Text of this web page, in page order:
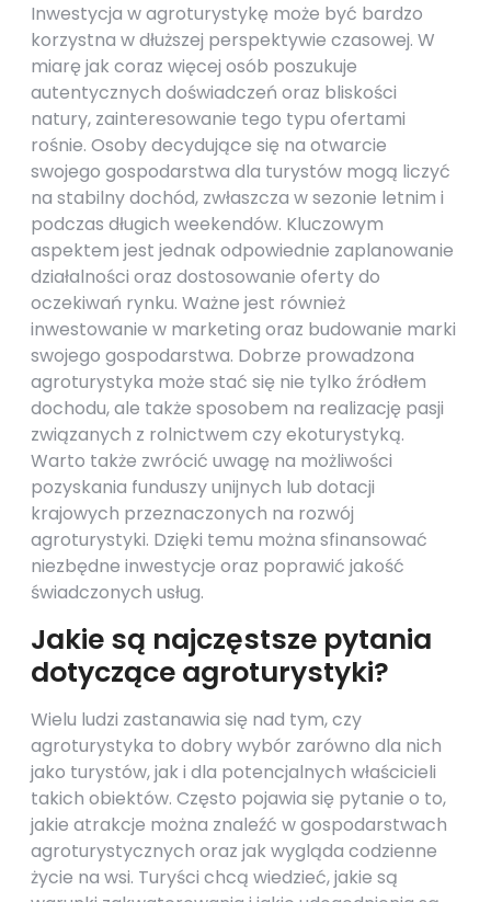
Inwestycja w agroturystykę może być bardzo
korzystna w dłuższej perspektywie czasowej. W
miarę jak coraz więcej osób poszukuje
autentycznych doświadczeń oraz bliskości
natury, zainteresowanie tego typu ofertami
rośnie. Osoby decydujące się na otwarcie
swojego gospodarstwa dla turystów mogą liczyć
na stabilny dochód, zwłaszcza w sezonie letnim i
podczas długich weekendów. Kluczowym
aspektem jest jednak odpowiednie zaplanowanie
działalności oraz dostosowanie oferty do
oczekiwań rynku. Ważne jest również
inwestowanie w marketing oraz budowanie marki
swojego gospodarstwa. Dobrze prowadzona
agroturystyka może stać się nie tylko źródłem
dochodu, ale także sposobem na realizację pasji
związanych z rolnictwem czy ekoturystyką.
Warto także zwrócić uwagę na możliwości
pozyskania funduszy unijnych lub dotacji
krajowych przeznaczonych na rozwój
agroturystyki. Dzięki temu można sfinansować
niezbędne inwestycje oraz poprawić jakość
świadczonych usług.
Jakie są najczęstsze pytania
dotyczące agroturystyki?
Wielu ludzi zastanawia się nad tym, czy
agroturystyka to dobry wybór zarówno dla nich
jako turystów, jak i dla potencjalnych właścicieli
takich obiektów. Często pojawia się pytanie o to,
jakie atrakcje można znaleźć w gospodarstwach
agroturystycznych oraz jak wygląda codzienne
życie na wsi. Turyści chcą wiedzieć, jakie są